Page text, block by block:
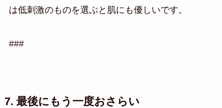
は低刺激のものを選ぶと肌にも優しいです。
###
7. 最後にもう一度おさらい